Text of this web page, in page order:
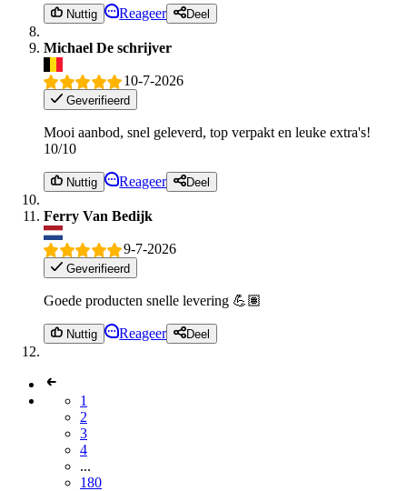
Nuttig Reageer Deel
Michael De schrijver
10-7-2026
Geverifieerd
Mooi aanbod, snel geleverd, top verpakt en leuke extra's!
10/10
Nuttig Reageer Deel
Ferry Van Bedijk
9-7-2026
Geverifieerd
Goede producten snelle levering 💪🏽
Nuttig Reageer Deel
1
2
3
4
...
180